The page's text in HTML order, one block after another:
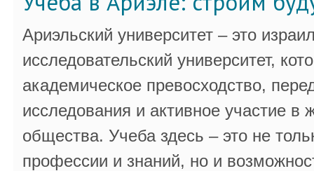
Ариэльский университет – это
исследовательский университет,
академическое превосходство,
исследования и активное участие в
общества. Учеба здесь – это не
профессии и знаний, но и